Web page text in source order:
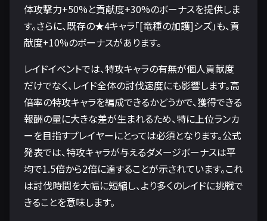
体攻撃力+50%と貢献度+30%のボーナスを提供しま
す。さらに、既存の★4キャラ「[竜種の加護]シズ」も、貢
献度+10%のボーナスがあります。
レイドイベントでは、特攻キャラの有無が個人貢献度
だけでなく、レイド全体の討伐速度にも影響します。高
倍率の特攻キャラを編成できるかどうかで、獲得できる
報酬の量に大きな差が生まれるため、特に上位ランカ
ーを目指すプレイヤーにとっては必須となります。公式
発表では、特攻キャラが与えるダメージボーナスは平
均で1.5倍から2倍に達することが示されています。これ
は討伐時間を大幅に短縮し、より多くのレイドに挑戦で
きることを意味します。